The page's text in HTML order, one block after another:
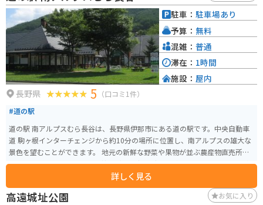
長野県 5 （口コミ1件）
#道の駅
道の駅 南アルプスむら長谷は、長野県伊那市にある道の駅です。中央自動車
道 駒ヶ根インターチェンジから約10分の場所に位置し、南アルプスの雄大な
景色を望むことができます。 地元の新鮮な野菜や果物が並ぶ農産物直売所
や、手打ちそばやソースカツ丼などのご当地グルメが味わえるレストランが
疲れを癒すことができます。アルカリ性単純温泉で、神経痛や筋肉痛などに
効果があると言われています。 バイクで訪れる場合、道の駅には広々とした
詳しく見る
駐車： 駐車場あり
予算： 無料
混雑： 普通
滞在： 1時間
施設： 屋内
高遠城址公園 お気に入り